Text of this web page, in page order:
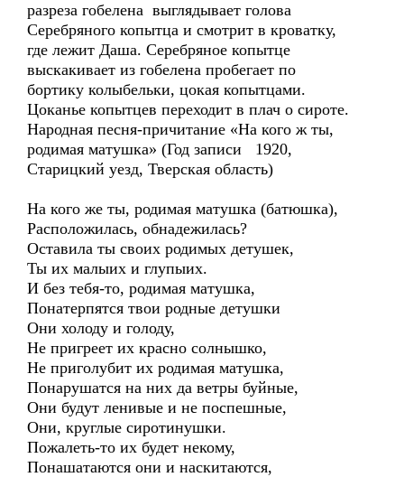
разреза гобелена выглядывает голова
Серебряного копытца и смотрит в кроватку,
где лежит Даша. Серебряное копытце
выскакивает из гобелена пробегает по
бортику колыбельки, цокая копытцами.
Цоканье копытцев переходит в плач о сироте.
Народная песня-причитание «На кого ж ты,
родимая матушка» (Год записи 1920,
Старицкий уезд, Тверская область)
На кого же ты, родимая матушка (батюшка),
Расположилась, обнадежилась?
Оставила ты своих родимых детушек,
Ты их малыих и глупыих.
И без тебя-то, родимая матушка,
Понатерпятся твои родные детушки
Они холоду и голоду,
Не пригреет их красно солнышко,
Не приголубит их родимая матушка,
Понарушатся на них да ветры буйные,
Они будут ленивые и не поспешные,
Они, круглые сиротинушки.
Пожалеть-то их будет некому,
Понашатаются они и наскитаются,